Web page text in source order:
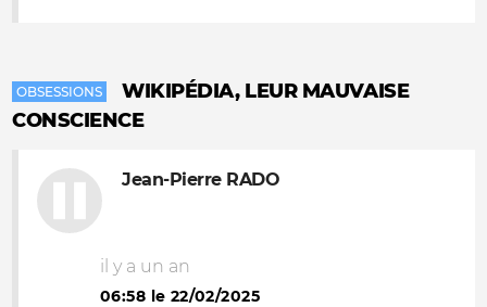
OBSESSIONS
WIKIPÉDIA, LEUR MAUVAISE
CONSCIENCE
Jean-Pierre RADO
il y a un an
06:58 le 22/02/2025